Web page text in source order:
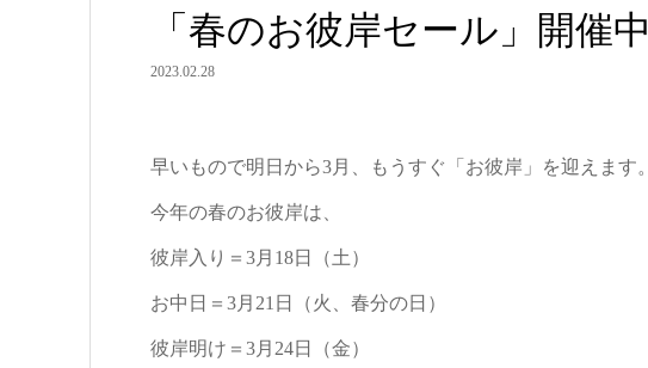
「春のお彼岸セール」開催中
2023.02.28
早いもので明日から3月、もうすぐ「お彼岸」を迎えます。
今年の春のお彼岸は、
彼岸入り＝3月18日（土）
お中日＝3月21日（火、春分の日）
彼岸明け＝3月24日（金）